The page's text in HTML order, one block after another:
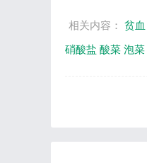
相关内容： 贫血
硝酸盐 酸菜 泡菜